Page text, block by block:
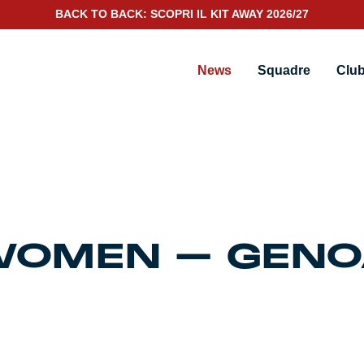
BACK TO BACK: SCOPRI IL KIT AWAY 2026/27
News Squadre
–